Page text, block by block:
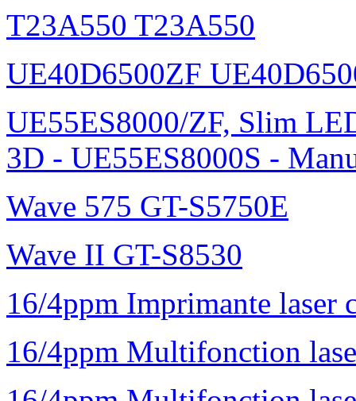
T23A550 T23A550
UE40D6500ZF
UE55ES8000/ZF, Slim
3D - UE55ES8000S -
Wave 575 GT-S5750E
Wave II GT-S8530
16/4ppm Imprimante laser
16/4ppm Multifonction